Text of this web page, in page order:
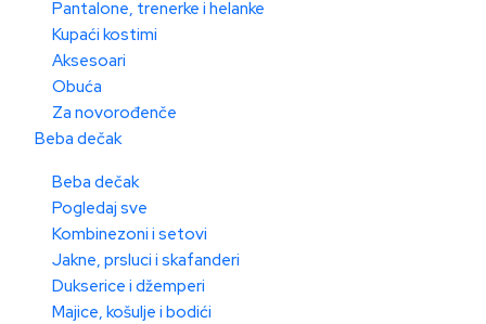
Pantalone, trenerke i helanke
Kupaći kostimi
Aksesoari
Obuća
Za novorođenče
Beba dečak
Beba dečak
Pogledaj sve
Kombinezoni i setovi
Jakne, prsluci i skafanderi
Dukserice i džemperi
Majice, košulje i bodići